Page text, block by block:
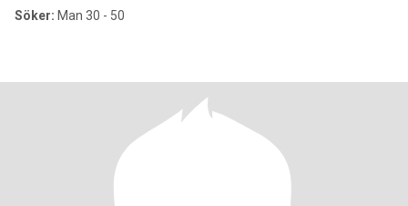
Söker: Man 30 - 50